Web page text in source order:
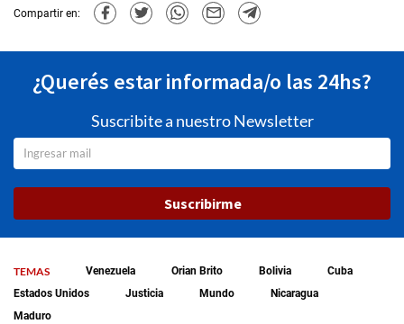
Compartir en:
¿Querés estar informada/o las 24hs?
Suscribite a nuestro Newsletter
Suscribirme
TEMAS Venezuela Orian Brito Bolivia
Cuba
Estados Unidos
Justicia Mundo
Nicaragua
Maduro